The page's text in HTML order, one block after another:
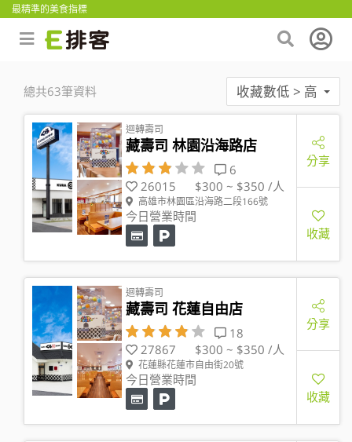
最精準的美食指標
總共63筆資料 收藏數低 > 高
迴轉壽司
藏壽司 林園沿海路店
6
26015
$300 ~ $350 /人
高雄市林園區沿海路二段166號
今日營業時間
分享
收藏
迴轉壽司
藏壽司 花蓮自由店
18
27867
$300 ~ $350 /人
花蓮縣花蓮市自由街20號
今日營業時間
分享
收藏